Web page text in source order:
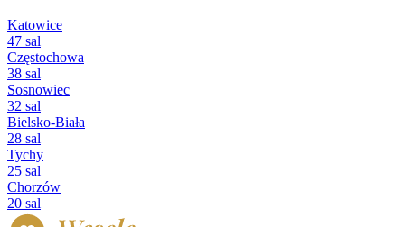
Katowice
47 sal
Częstochowa
38 sal
Sosnowiec
32 sal
Bielsko-Biała
28 sal
Tychy
25 sal
Chorzów
20 sal